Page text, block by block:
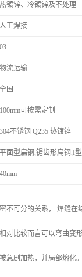
热镀锌、冷镀锌及不处理
人工焊接
03
物流运输
全国
100mm可按需定制
304不锈钢 Q235 热镀锌
平面型扁钢,锯齿形扁钢,I
40mm
不可分的关系， 焊缝在
对比较而言可以弯曲变
急剧加热，并局部熔化